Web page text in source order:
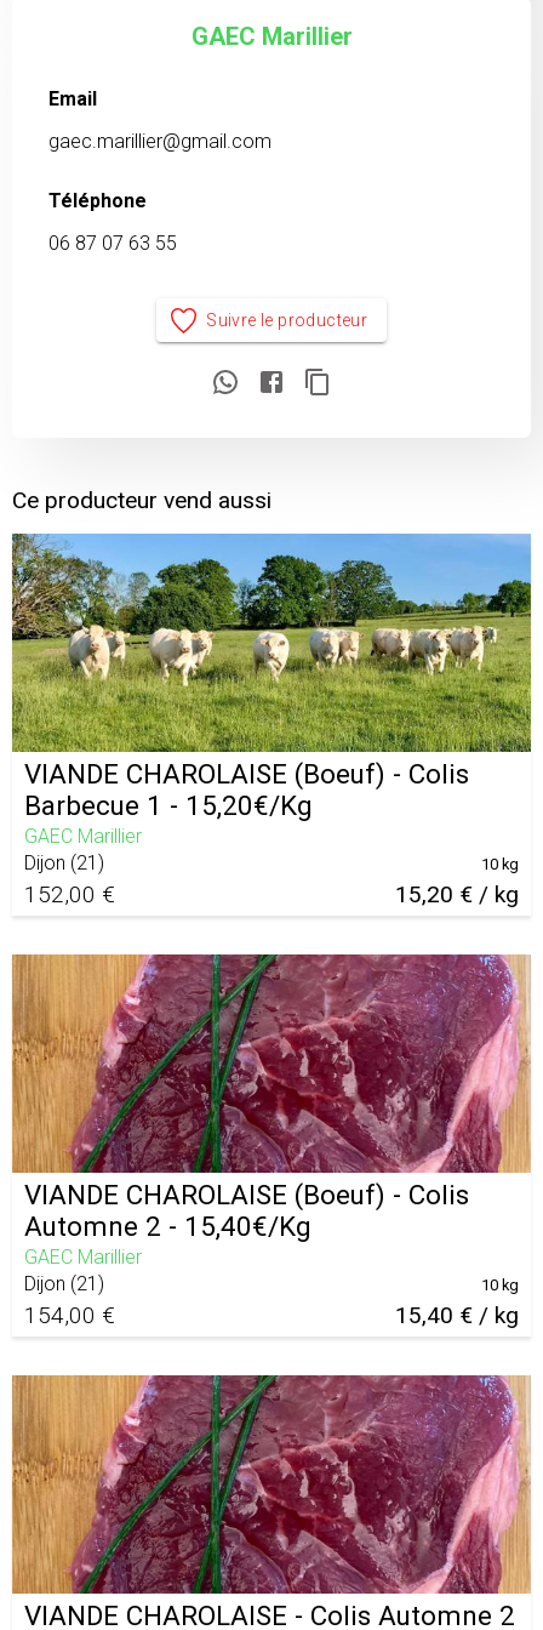
GAEC Marillier
Email
gaec.marillier@gmail.com
Téléphone
06 87 07 63 55
Suivre le producteur
Ce producteur vend aussi
VIANDE CHAROLAISE (Boeuf) - Colis
Barbecue 1 - 15,20€/Kg
GAEC Marillier
Dijon (21 )
152,00 € 15,20 € / kg
10 kg
VIANDE CHAROLAISE (Boeuf) - Colis
Automne 2 - 15,40€/Kg
GAEC Marillier
Dijon (21 )
154,00 € 15,40 € / kg
10 kg
VIANDE CHAROLAISE - Colis Automne 2